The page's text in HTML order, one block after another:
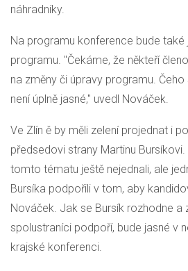
náhradníky.
Na programu konference bude také
programu. "Čekáme, že někteří
na změny či úpravy programu.
není úplně jasné," uvedl Nováček.
Ve Zlín ě by měli zelení projednat i
předsedovi strany Martinu
tomto tématu ještě nejednali, ale
Bursíka podpořili v tom, aby
Nováček. Jak se Bursík rozhodne a
spolustraníci podpoří, bude jasné v
krajské konferenci.